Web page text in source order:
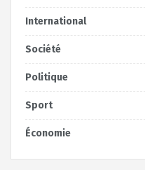
International
Société
Politique
Sport
Économie